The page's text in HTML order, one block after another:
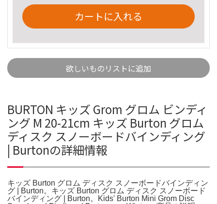
カートに入れる
欲しいものリストに追加
BURTON キッズ Grom グロム ビンディ
ング M 20-21cm キッズ Burton グロム
ディスク スノーボードバインディング
| Burtonの詳細情報
キッズ Burton グロム ディスク スノーボードバインディン
グ | Burton。キッズ Burton グロム ディスク スノーボード
バインディング | Burton。Kids' Burton Mini Grom Disc